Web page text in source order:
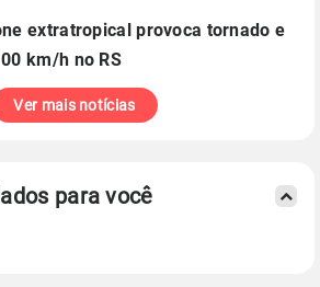
extratropical provoca tornado e
km/h no RS
Ver mais notícias
para você